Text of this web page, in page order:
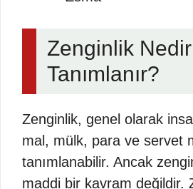
Zenginlik Nedir
Tanımlanır?
Zenginlik, genel olarak
mal, mülk, para ve servet
tanımlanabilir. Ancak
maddi bir kavram değildir.